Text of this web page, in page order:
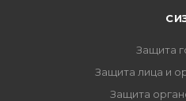
Защита
Защита лица и
Защита